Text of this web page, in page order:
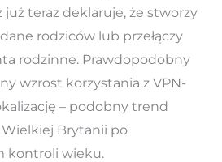
już teraz deklaruje, że stworzy
rodziców lub przełączy
rodzinne. Prawdopodobny
wzrost korzystania z VPN-
– podobny trend
Brytanii po
kontroli wieku.